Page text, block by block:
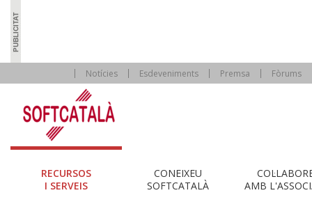
Notícies Esdeveniments Premsa Fòrums
RECURSOS
I SERVEIS
CONEIXEU
SOFTCATALÀ
AMB